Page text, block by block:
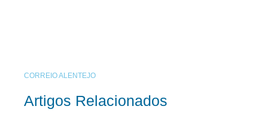
CORREIO ALENTEJO
Artigos Relacionados